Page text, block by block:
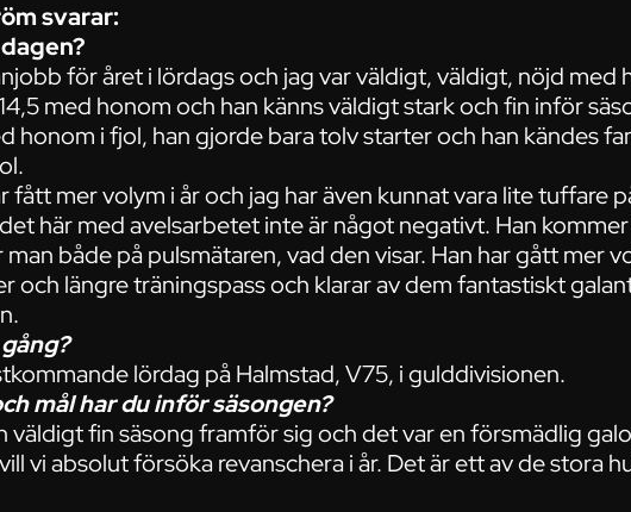
svarar:
för året i lördags och jag var väldigt, väldigt, nöjd med
med honom och han känns väldigt stark och fin inför
honom i fjol, han gjorde bara tolv starter och han kändes
fått mer volym i år och jag har även kunnat vara lite tuffare
här med avelsarbetet inte är något negativt. Han kommer
man både på pulsmätaren, vad den visar. Han har gått mer
och längre träningspass och klarar av dem fantastiskt
lördag på Halmstad, V75, i gulddivisionen.
mål har du inför säsongen?
väldigt fin säsong framför sig och det var en försmädlig
vi absolut försöka revanschera i år. Det är ett av de stora